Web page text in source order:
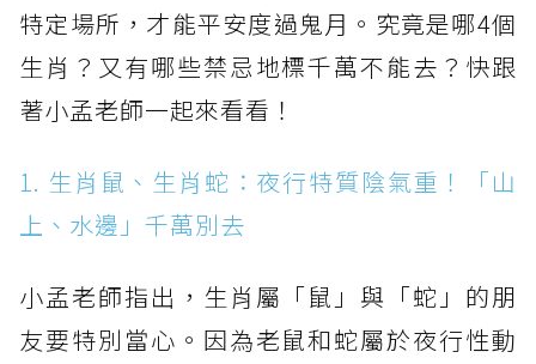
特定場所，才能平安度過鬼月。究竟是哪4個
生肖？又有哪些禁忌地標千萬不能去？快跟
著小孟老師一起來看看！
1. 生肖鼠、生肖蛇：夜行特質陰氣重！「山
上、水邊」千萬別去
小孟老師指出，生肖屬「鼠」與「蛇」的朋
友要特別當心。因為老鼠和蛇屬於夜行性動